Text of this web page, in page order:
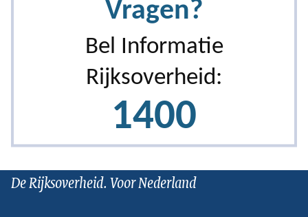
De Rijksoverheid. Voor Nederland